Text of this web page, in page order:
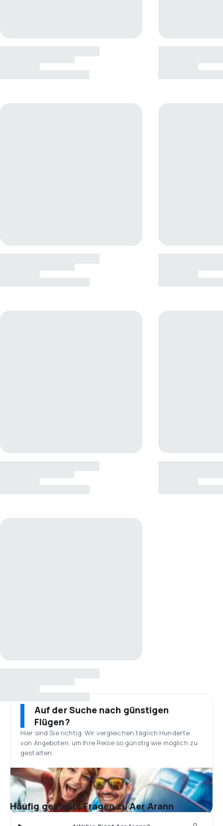
Auf der Suche nach günstigen
Flügen?
Hier sind Sie richtig. Wir vergleichen täglich Hunderte
von Angeboten, um Ihre Reise so günstig wie möglich zu
gestalten.
Häufig gestellte Fragen zu Aer Arann